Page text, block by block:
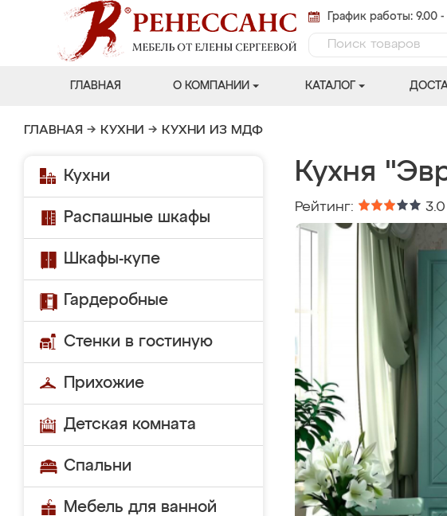
График работы: 9.00
ГЛАВНАЯ О КОМПАНИИ КАТАЛОГ
ГЛАВНАЯ → КУХНИ → КУХНИ ИЗ МДФ
Кухни
Распашные шкафы
Шкафы-купе
Гардеробные
Стенки в гостиную
Прихожие
Детская комната
Спальни
Мебель для ванной
Кухня
Рейтинг: 3.0